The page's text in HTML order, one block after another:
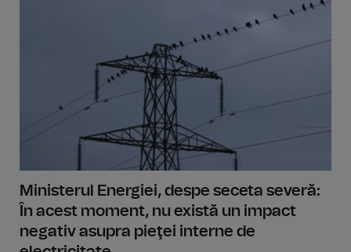
Ministerul Energiei, despe seceta severă:
În acest moment, nu există un impact
negativ asupra pieţei interne de